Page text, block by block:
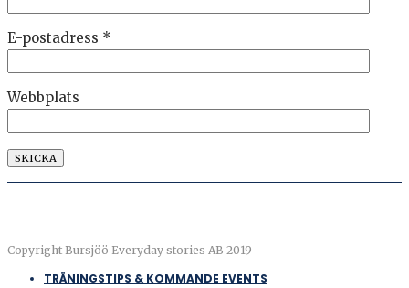
E-postadress *
Webbplats
Copyright Bursjöö Everyday stories AB 2019
TRÄNINGSTIPS & KOMMANDE EVENTS